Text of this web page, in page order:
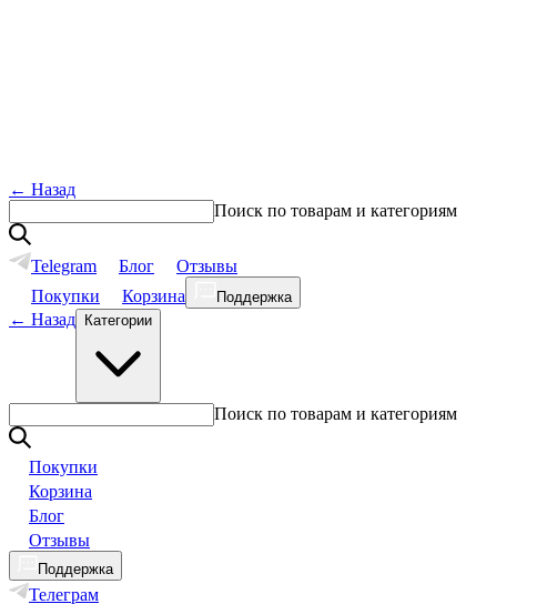
← Назад
Поиск по товарам и категориям
Telegram Блог
Отзывы
Покупки
Корзина Поддержка
← Назад Категории
Поиск по товарам и категориям
Покупки
Корзина
Блог
Отзывы
Поддержка
Телеграм